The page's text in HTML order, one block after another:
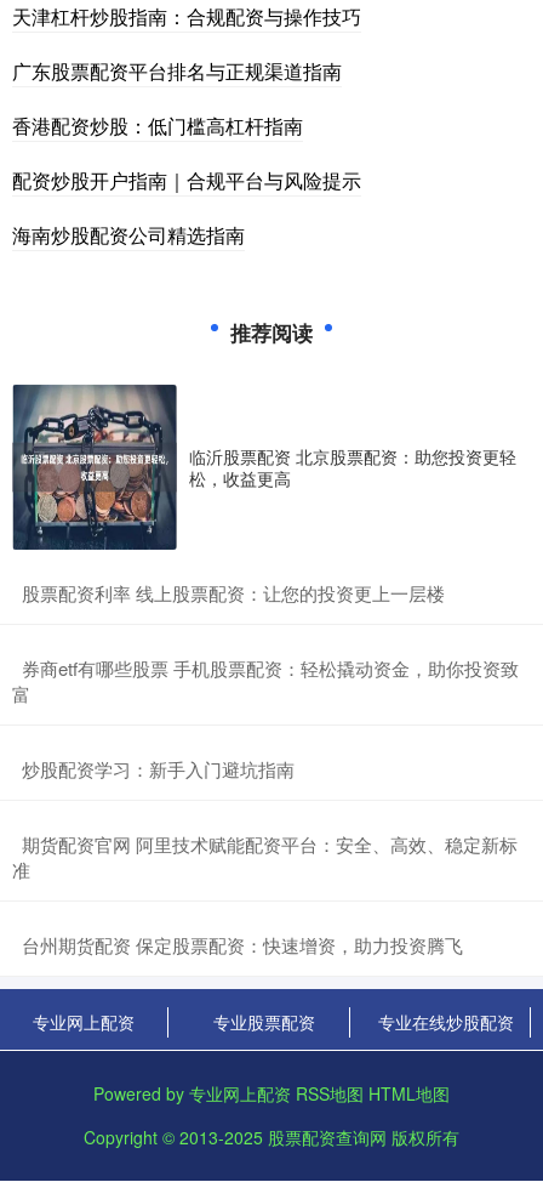
天津杠杆炒股指南：合规配资与操作技巧
广东股票配资平台排名与正规渠道指南
香港配资炒股：低门槛高杠杆指南
配资炒股开户指南｜合规平台与风险提示
海南炒股配资公司精选指南
推荐阅读
临沂股票配资 北京股票配资：助您投资更轻
松，收益更高
​股票配资利率 线上股票配资：让您的投资更上一层楼
​券商etf有哪些股票 手机股票配资：轻松撬动资金，助你投资致
富
​炒股配资学习：新手入门避坑指南
​期货配资官网 阿里技术赋能配资平台：安全、高效、稳定新标
准
​台州期货配资 保定股票配资：快速增资，助力投资腾飞
专业网上配资 专业股票配资 专业在线炒股配资
Powered by 专业网上配资 RSS地图 HTML地图
Copyright © 2013-2025 股票配资查询网 版权所有